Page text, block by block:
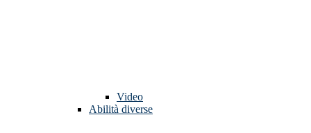
Video
Abilità diverse